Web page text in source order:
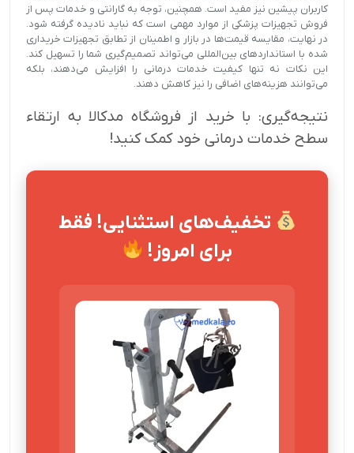
کاربران پیشین نیز مفید است. همچنین، توجه به گارانتی و خدمات پس از
فروش تجهیزات پزشکی از موارد مهمی است که نباید نادیده گرفته شود.
در نهایت، مقایسه قیمت‌ها در بازار و اطمینان از تطابق تجهیزات خریداری
شده با استانداردهای بین‌المللی می‌تواند تصمیم‌گیری شما را تسهیل کند.
این نکات نه تنها کیفیت خدمات درمانی را افزایش می‌دهند، بلکه
می‌توانند هزینه‌های اضافی را نیز کاهش دهند.
نتیجه‌گیری: با خرید از فروشگاه مدکالا به ارتقاء
سطح خدمات درمانی خود کمک کنید!
تخفیف‌های استثنایی! فقط
برای امروز!